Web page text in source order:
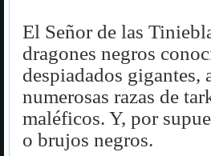
El Señor de las
dragones negros
despiadados gigantes,
numerosas razas de
maléficos. Y, por
o brujos negros.